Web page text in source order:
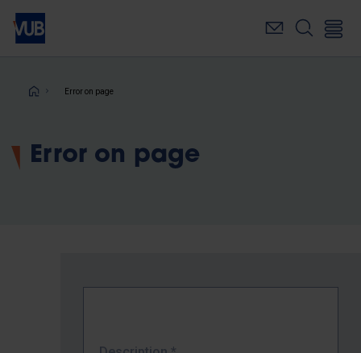
Skip
main
Breadcrumb
Error on page
Error on page